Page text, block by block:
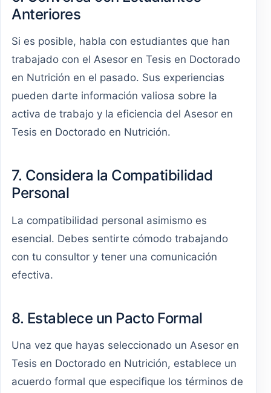
Anteriores
Si es posible, habla con estudiantes que han
trabajado con el Asesor en Tesis en Doctorado
en Nutrición en el pasado. Sus experiencias
pueden darte información valiosa sobre la
activa de trabajo y la eficiencia del Asesor en
Tesis en Doctorado en Nutrición.
7. Considera la Compatibilidad
Personal
La compatibilidad personal asimismo es
esencial. Debes sentirte cómodo trabajando
con tu consultor y tener una comunicación
efectiva.
8. Establece un Pacto Formal
Una vez que hayas seleccionado un Asesor en
Tesis en Doctorado en Nutrición, establece un
acuerdo formal que especifique los términos de